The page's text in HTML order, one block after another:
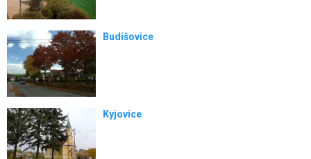
Budišovice
Kyjovice